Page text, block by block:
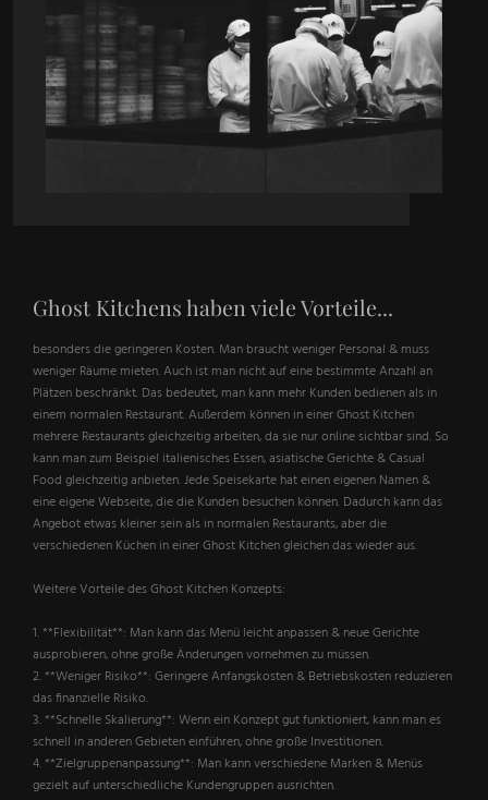
Ghost Kitchens haben viele Vorteile...
besonders die geringeren Kosten. Man braucht weniger Personal & muss
weniger Räume mieten. Auch ist man nicht auf eine bestimmte Anzahl an
Plätzen beschränkt. Das bedeutet, man kann mehr Kunden bedienen als in
einem normalen Restaurant. Außerdem können in einer Ghost Kitchen
mehrere Restaurants gleichzeitig arbeiten, da sie nur online sichtbar sind. So
kann man zum Beispiel italienisches Essen, asiatische Gerichte & Casual
Food gleichzeitig anbieten. Jede Speisekarte hat einen eigenen Namen &
eine eigene Webseite, die die Kunden besuchen können. Dadurch kann das
Angebot etwas kleiner sein als in normalen Restaurants, aber die
verschiedenen Küchen in einer Ghost Kitchen gleichen das wieder aus.
Weitere Vorteile des Ghost Kitchen Konzepts:
1. **Flexibilität**: Man kann das Menü leicht anpassen & neue Gerichte
ausprobieren, ohne große Änderungen vornehmen zu müssen.
2. **Weniger Risiko**: Geringere Anfangskosten & Betriebskosten reduzieren
das finanzielle Risiko.
3. **Schnelle Skalierung**: Wenn ein Konzept gut funktioniert, kann man es
schnell in anderen Gebieten einführen, ohne große Investitionen.
4. **Zielgruppenanpassung**: Man kann verschiedene Marken & Menüs
gezielt auf unterschiedliche Kundengruppen ausrichten.